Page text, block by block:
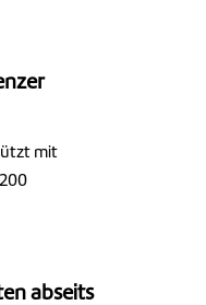
mit
abseits